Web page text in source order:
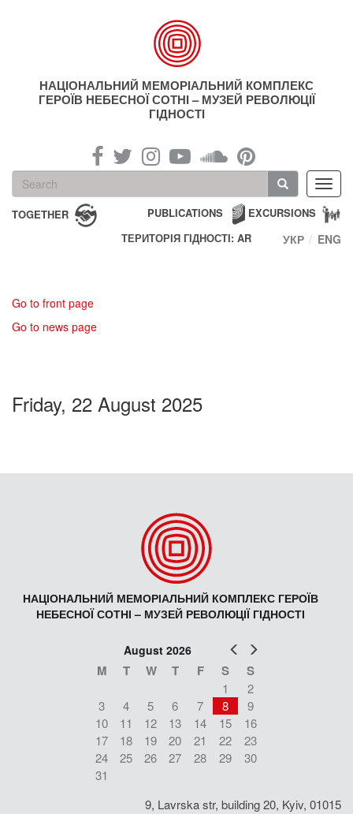
НАЦІОНАЛЬНИЙ МЕМОРІАЛЬНИЙ КОМПЛЕКС
ГЕРОЇВ НЕБЕСНОЇ СОТНІ – МУЗЕЙ РЕВОЛЮЦІЇ
ГІДНОСТІ
Search
form
Search
TOGETHER EXCURSIONS
PUBLICATIONS
ТЕРИТОРІЯ ГІДНОСТІ: AR
УКР ENG
Go to front page
Go to news page
Friday, 22 August 2025
НАЦІОНАЛЬНИЙ МЕМОРІАЛЬНИЙ КОМПЛЕКС ГЕРОЇВ
НЕБЕСНОЇ СОТНІ – МУЗЕЙ РЕВОЛЮЦІЇ ГІДНОСТІ
Prev
August 2026
M T W T F S S
1
2
3
4 5 6 7 8
9
10
11 12 13 14 15
16
17
18 19 20 21 22
23
24
25 26 27 28 29
30
31
9, Lavrska str, building 20, Kyiv, 01015